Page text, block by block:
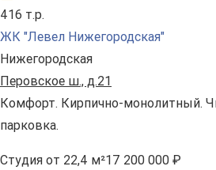
416 т.р.
ЖК "Левел Нижегородская"
Нижегородская
Перовское ш., д.21
Комфорт. Кирпично-монолитный.
парковка.
Студия от 22,4 м²17 200 000 ₽